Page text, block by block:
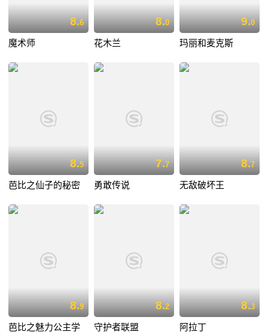
8.6
魔术师
8.0
花木兰
9.0
玛丽和麦克斯
8.5
芭比之仙子的秘密
7.7
勇敢传说
8.7
无敌破坏王
8.9
芭比之魅力公主学
8.2
守护者联盟
8.3
阿拉丁